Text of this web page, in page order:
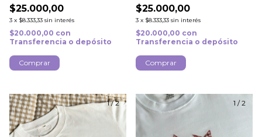
$25.000,00
3 x $8.333,33 sin interés
$20.000,00 con
Transferencia o depósito
Comprar
$25.000,00
3 x $8.333,33 sin interés
$20.000,00 con
Transferencia o depósito
Comprar
1/2 1 /2